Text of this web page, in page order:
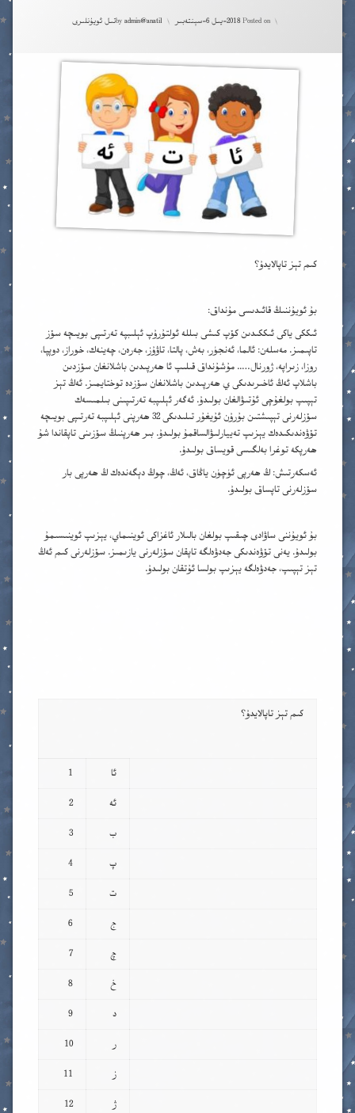
– ئالتە ياش+
سەۋىيە ئوقۇشلۇقلىرى
تۈگەتكەن بالىلار ئۈچۈن ئەڭ دەسلەپكى ئاددىي رەسىملىك كىتابلار
ئۈچۈن ئاۋازلىق ئەسەرلەر
Posted on 2018-يىل 6-سېنتەبىر by admin@anatil
Categories:
تىل ئويۇنلىرى
كىم تېز تاپالايدۇ؟
بۇ ئويۇننىڭ قائىدىسى مۇنداق:
ئىككى ياكى ئىككىدىن كۆپ كىشى بىللە ئولتۇرۇپ ئېلىبپە تەرتىپى بويىچە سۆز
تاپىمىز. مەسلەن: ئالما، ئەنجۈر، بەش، پالتا، تاۋۇز، جەرەن، چەينەك، خوراز، دوپپا،
روزا، زىراپە، ژورنال….. مۇشۇنداق قىلىپ ئا ھەرپىدىن باشلانغان سۆزدىن
باشلاپ ئەڭ ئاخىرىدىكى ي ھەرپىدىن باشلانغان سۆزدە توختايمىز. ئەڭ تېز
تېپىپ بولغۇچى ئۇتىۋالغان بولىدۇ. ئەگەر ئېلىپبە تەرتىپىنى بىلمىسەك
سۆزلەرنى تېپىشتىن بۇرۇن ئۇيغۇر تىلىدىكى 32 ھەرپنى ئېلىپبە تەرتىپى بويىچە
تۆۋەندىكىدەك يېزىپ تەييارلىۋالساقمۇ بولىدۇ. بىر ھەرپنىڭ سۆزىنى تاپقاندا شۇ
ھەرپكە توغرا بەلگىسى قويساق بولىدۇ.
ئەسكەرتىش: ڭ ھەرپى ئۈچۈن ياڭاق، ئەڭ، چوڭ دېگەندەك ڭ ھەرپى بار
سۆزلەرنى تاپساق بولىدۇ.
بۇ ئويۇننى ساۋادى چىقىپ بولغان بالىلار ئاغزاكى ئوينىماي، يېزىپ ئوينىسىمۇ
بولىدۇ. يەنى تۆۋەندىكى جەدۋەلگە تاپقان سۆزلەرنى يازىمىز. سۆزلەرنى كىم ئەڭ
تېز تېپىپ، جەدۋەلگە يېزىپ بولسا ئۇتقان بولىدۇ.
كىم تېز تاپالايدۇ؟
ئا 1
ئە 2
ب 3
پ 4
ت 5
ج 6
چ 7
خ 8
د 9
ر 10
ز 11
ژ 12